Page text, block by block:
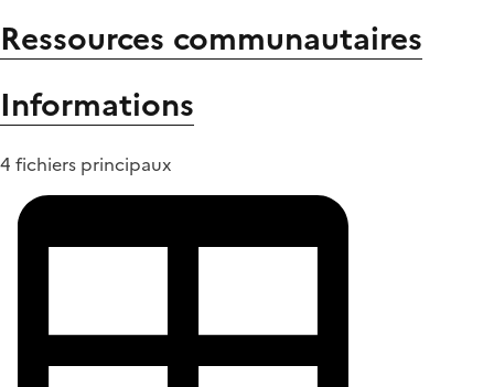
Ressources communautaires
Informations
4 fichiers principaux